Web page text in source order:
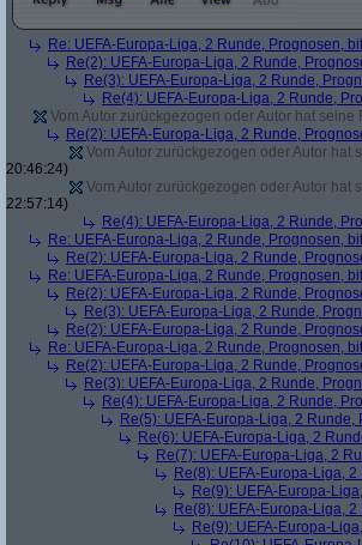
Re: UEFA-Europa-Liga, 2 Runde, Prognosen,
Re(2): UEFA-Europa-Liga, 2 Runde,
Re(3): UEFA-Europa-Liga, 2 Runde,
Re(4): UEFA-Europa-Liga, 2 Runde,
Vom Autor zurückgezogen oder Autor hat
Re(2): UEFA-Europa-Liga, 2 Runde,
Vom Autor zurückgezogen oder Autor hat
20:46:24)
Vom Autor zurückgezogen oder Autor hat
22:57:14)
Re(4): UEFA-Europa-Liga, 2 Runde,
Re: UEFA-Europa-Liga, 2 Runde, Prognosen,
Re(2): UEFA-Europa-Liga, 2 Runde,
Re: UEFA-Europa-Liga, 2 Runde, Prognosen,
Re(2): UEFA-Europa-Liga, 2 Runde,
Re(3): UEFA-Europa-Liga, 2 Runde,
Re(2): UEFA-Europa-Liga, 2 Runde,
Re: UEFA-Europa-Liga, 2 Runde, Prognosen,
Re(2): UEFA-Europa-Liga, 2 Runde,
Re(3): UEFA-Europa-Liga, 2 Runde,
Re(4): UEFA-Europa-Liga, 2 Runde,
Re(5): UEFA-Europa-Liga, 2 Runde,
Re(6): UEFA-Europa-Liga, 2
Re(7): UEFA-Europa-Liga, 2
Re(8): UEFA-Europa-Liga,
Re(9): UEFA-Europa-
Re(8): UEFA-Europa-Liga,
Re(9): UEFA-Europa-